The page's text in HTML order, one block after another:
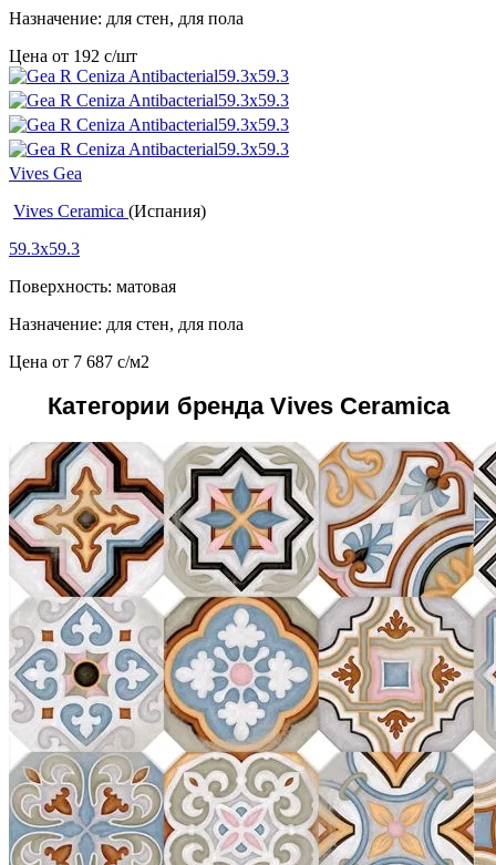
Назначение: для стен, для пола
Цена от 192 c/шт
Vives Gea
Vives Ceramica (Испания)
59.3x59.3
Поверхность: матовая
Назначение: для стен, для пола
Цена от 7 687 c/м2
Категории бренда Vives Ceramica